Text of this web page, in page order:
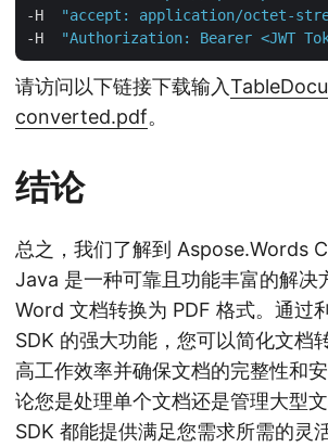
-H
"accept: application/octet-
-H
"Authorization: Bearer <JWT
请访问以下链接下载输入
converted.pdf。
结论
总之，我们了解到 Aspose.Words
Java 是一种可靠且功能丰富的解决
Word 文档转换为 PDF 格式。通过
SDK 的强大功能，您可以简化文档
高工作效率并确保文档的完整性和
论您是处理单个文档还是管理大型
SDK 都能提供满足您需求所需的灵